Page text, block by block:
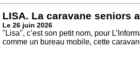
LISA. La caravane seniors
Le 26 juin 2026
"Lisa", c’est son petit nom, pour
comme un bureau mobile, cette